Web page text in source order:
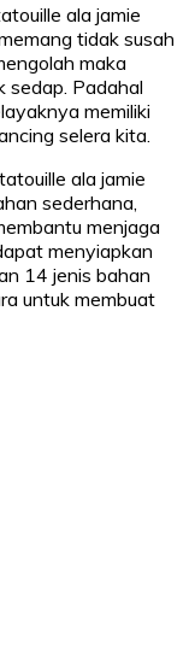
ala jamie
tidak susah
maka
sedap. Padahal
memiliki
selera kita.
ala jamie
sederhana,
menjaga
menyiapkan
14 jenis bahan
untuk membuat